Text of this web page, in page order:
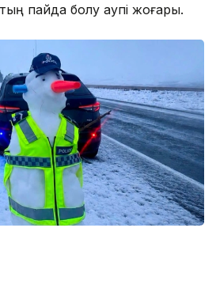
пайда болу қаупі жоғары.